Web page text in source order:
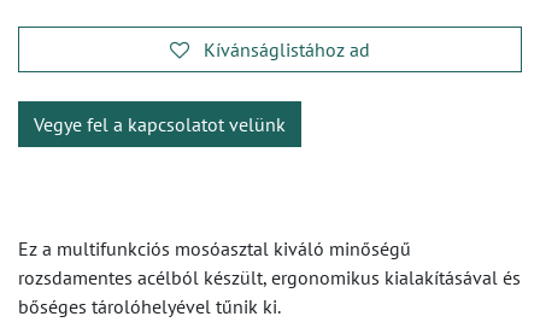
Kívánságlistához ad
Vegye fel a kapcsolatot velünk
Ez a multifunkciós mosóasztal kiváló minőségű
rozsdamentes acélból készült, ergonomikus kialakításával és
bőséges tárolóhelyével tűnik ki.